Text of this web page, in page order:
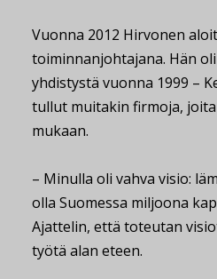
Vuonna 2012 Hirvonen
toiminnanjohtajana. Hän
yhdistystä vuonna 1999 –
tullut muitakin firmoja,
mukaan.
– Minulla oli vahva visio:
olla Suomessa miljoona
Ajattelin, että toteutan
työtä alan eteen.